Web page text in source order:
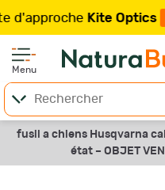
Kite Optics à
Menu
fusil a chiens Husqvarna
état – OBJET